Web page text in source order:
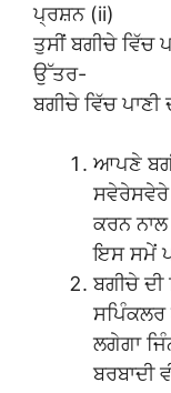
ਪ੍ਰਸ਼ਨ (ii)
ਤੁਸੀਂ ਬਗੀਚੇ ਵਿੱਚ
ਉੱਤਰ-
ਬਗੀਚੇ ਵਿੱਚ
ਆਪਣੇ
ਸਵੇਰੇਸਵੇਰੇ
ਕਰਨ ਨਾਲ
ਇਸ ਸਮੇਂ
ਬਗੀਚੇ ਦੀ
ਸਪਿੰਕਲਰ
ਲਗੇਗਾ
ਬਰਬਾਦੀ